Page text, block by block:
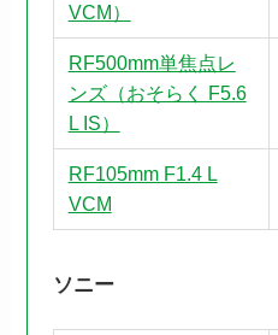
VCM）
RF500mm単焦点レ
ンズ（おそらく F5.6
L IS）
RF105mm F1.4 L
VCM
ソニー